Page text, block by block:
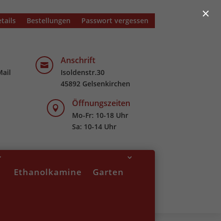
Bestellungen Passwort vergessen
 Anschrift
Isoldenstr.30
45892 Gelsenkirchen
 Öffnungszeiten
Mo-Fr: 10-18 Uhr
Sa: 10-14 Uhr
Ethanolkamine Garten
×